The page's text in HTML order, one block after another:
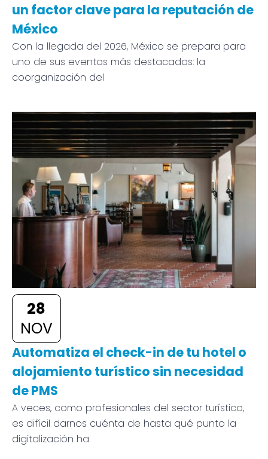
un factor clave para la reputación de
México
Con la llegada del 2026, México se prepara para
uno de sus eventos más destacados: la
coorganización del
28
NOV
Automatiza el check-in de tu hotel o
alojamiento turístico sin necesidad
de PMS
A veces, como profesionales del sector turístico,
es difícil darnos cuénta de hasta qué punto la
digitalización ha